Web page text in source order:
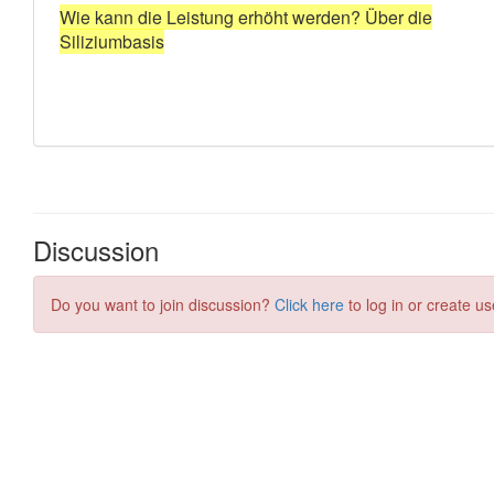
Discussion
Do you want to join discussion? Click here to log in or create